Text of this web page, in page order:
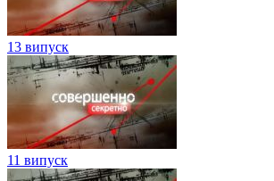
13 випуск
11 випуск